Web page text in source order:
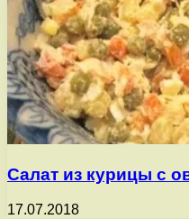
Салат из курицы с
17.07.2018